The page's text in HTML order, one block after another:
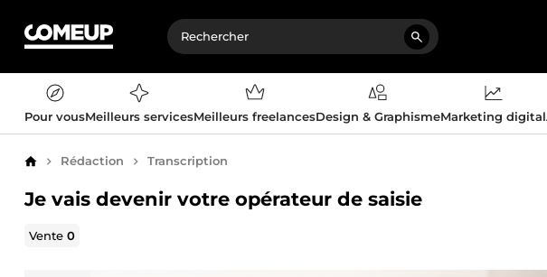
Pour vousMeilleurs servicesMeilleurs freelancesDesign & GraphismeMarketing digital
AccueilRédaction Transcription
Je vais devenir votre opérateur de saisie
Vente0